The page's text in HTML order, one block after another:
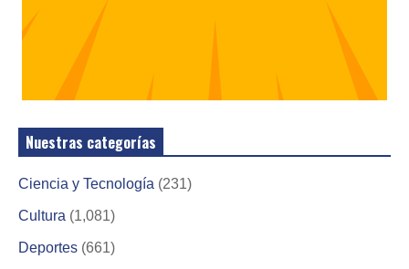
Nuestras categorías
Ciencia y Tecnología (231)
Cultura (1,081)
Deportes (661)